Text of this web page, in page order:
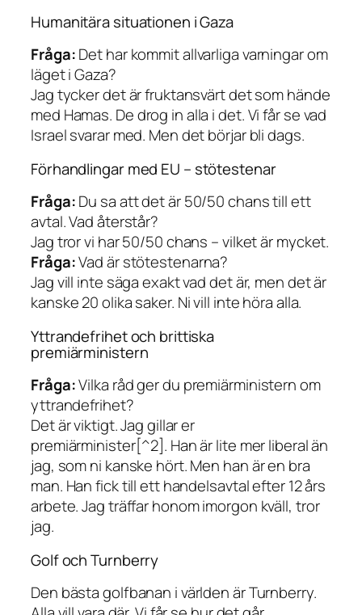
Humanitära situationen i Gaza
Fråga:Det har kommit allvarliga varningar om
läget i Gaza?
Jag tycker det är fruktansvärt det som hände
med Hamas. De drog in alla i det. Vi får se vad
Israel svarar med. Men det börjar bli dags.
Förhandlingar med EU – stötestenar
Fråga:Du sa att det är 50/50 chans till ett
avtal. Vad återstår?
Jag tror vi har 50/50 chans – vilket är mycket.
Fråga:Vad är stötestenarna?
Jag vill inte säga exakt vad det är, men det är
kanske 20 olika saker. Ni vill inte höra alla.
Yttrandefrihet och brittiska
premiärministern
Fråga:Vilka råd ger du premiärministern om
yttrandefrihet?
Det är viktigt. Jag gillar er
premiärminister[^2]. Han är lite mer liberal än
jag, som ni kanske hört. Men han är en bra
man. Han fick till ett handelsavtal efter 12 års
arbete. Jag träffar honom imorgon kväll, tror
jag.
Golf och Turnberry
Den bästa golfbanan i världen är Turnberry.